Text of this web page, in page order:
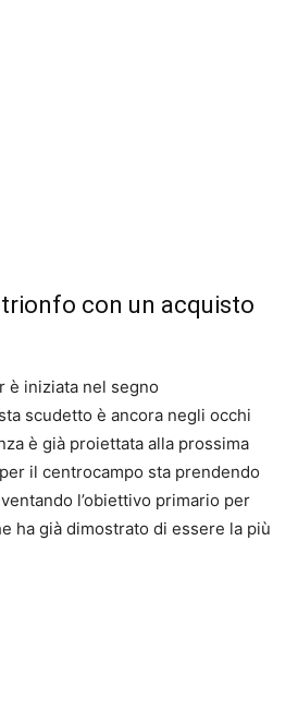
trionfo con un acquisto
è iniziata nel segno
scudetto è ancora negli occhi
è già proiettata alla prossima
il centrocampo sta prendendo
l’obiettivo primario per
ha già dimostrato di essere la più